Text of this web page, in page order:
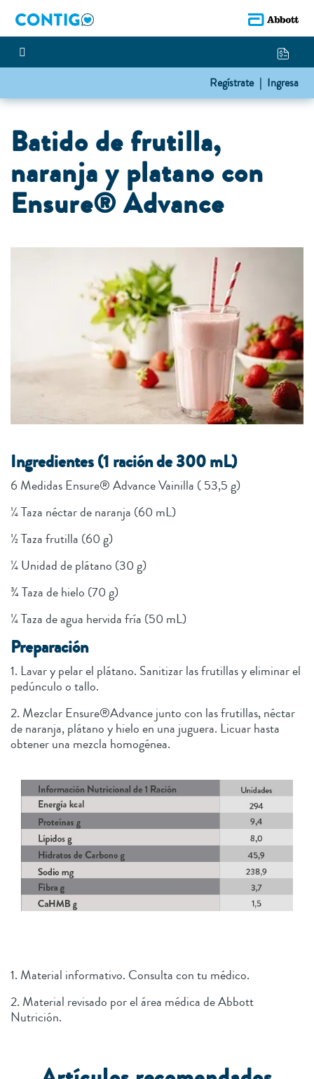
Regístrate | Ingresa
Batido de frutilla,
naranja y platano con
Ensure® Advance
Ingredientes (1 ración de 300 mL)
6 Medidas Ensure® Advance Vainilla ( 53,5 g)
¼ Taza néctar de naranja (60 mL)
½ Taza frutilla (60 g)
¼ Unidad de plátano (30 g)
¾ Taza de hielo (70 g)
¼ Taza de agua hervida fría (50 mL)
Preparación
1. Lavar y pelar el plátano. Sanitizar las frutillas y eliminar el
pedúnculo o tallo.
2. Mezclar Ensure®Advance junto con las frutillas, néctar
de naranja, plátano y hielo en una juguera. Licuar hasta
obtener una mezcla homogénea.
1. Material informativo. Consulta con tu médico.
2. Material revisado por el área médica de Abbott
Nutrición.